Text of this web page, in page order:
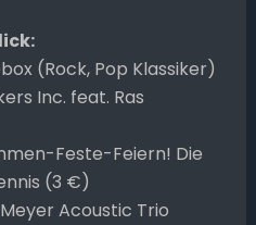
(Rock, Pop Klassiker)
Inc. feat. Ras
Feste-Feiern! Die
(3 €)
Meyer Acoustic Trio